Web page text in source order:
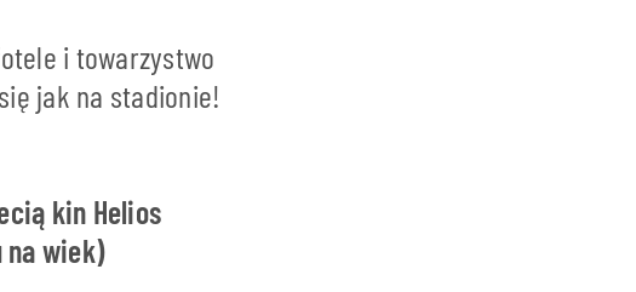
i towarzystwo
jak na stadionie!
kin Helios
na wiek)